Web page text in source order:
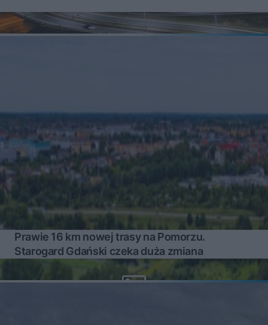
Prawie 16 km nowej trasy na Pomorzu.
Starogard Gdański czeka duża zmiana